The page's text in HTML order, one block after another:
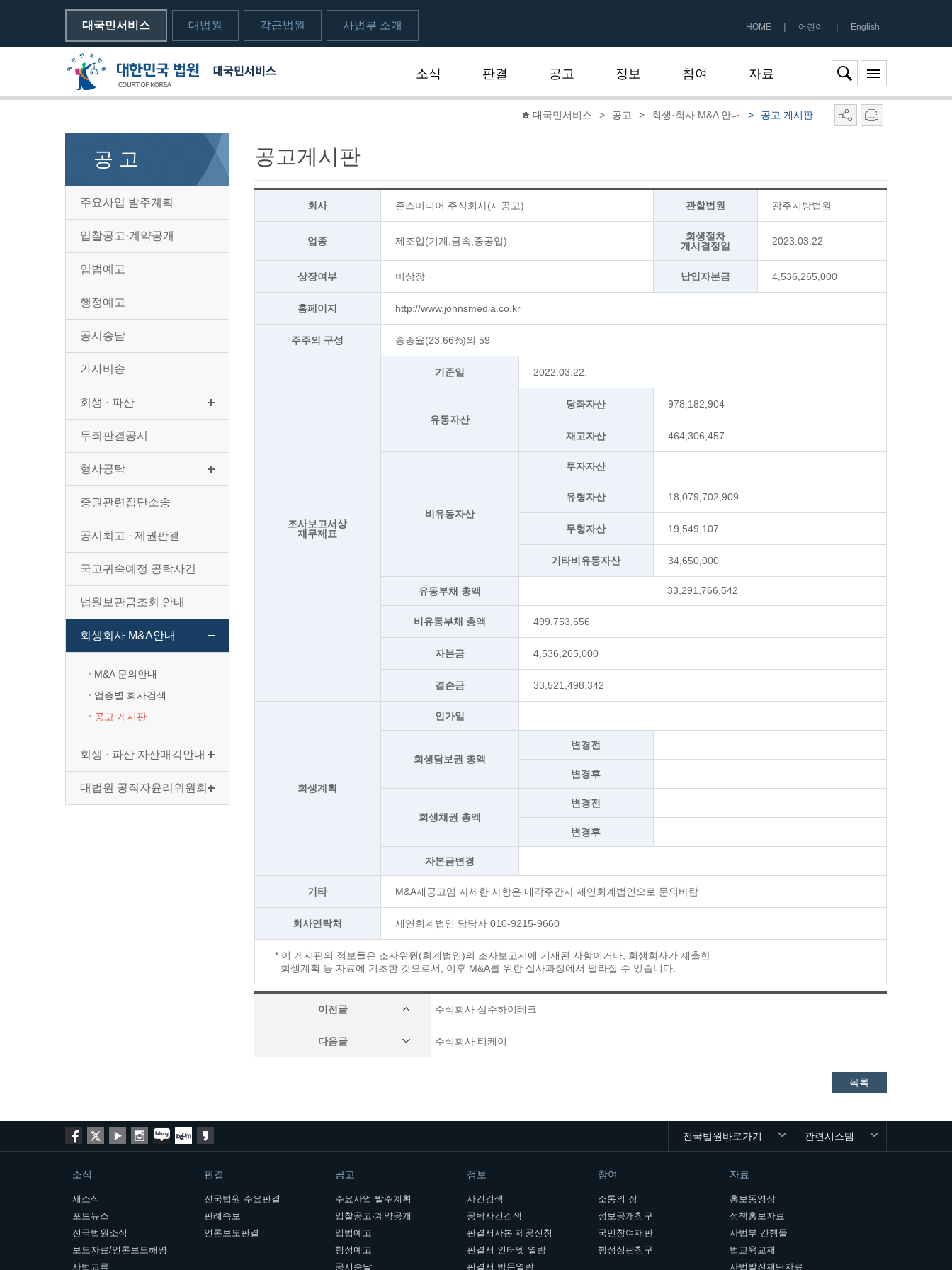
대국민서비스 대법원 각급법원 사법부 소개 HOME | 어린이 | English
소식 판결 공고 정보 참여 자료
메뉴전체보기
대국민서비스 > 공고 > 회생·회사 M&A 안내 > 공고 게시판
공 고
주요사업 발주계획
입찰공고·계약공개
입법예고
행정예고
공시송달
가사비송
회생 · 파산
무죄판결공시
형사공탁
증권관련집단소송
공시최고 · 제권판결
국고귀속예정 공탁사건
법원보관금조회 안내
회생회사 M&A안내
M&A 문의안내
업종별 회사검색
공고 게시판
회생 · 파산 자산매각안내
대법원 공직자윤리위원회
공고게시판
회사 존스미디어 주식회사(재공고) 관할법원 광주지방법원
업종 제조업(기계,금속,중공업)
회생절차
개시결정일
2023.03.22
상장여부 비상장 납입자본금 4,536,265,000
홈페이지 http://www.johnsmedia.co.kr
주주의 구성 송종율(23.66%)외 59
조사보고서상
재무제표
기준일 2022.03.22.
유동자산
당좌자산 978,182,904
재고자산 464,306,457
비유동자산
투자자산
유형자산 18,079,702,909
무형자산 19,549,107
기타비유동자산 34,650,000
유동부채 총액 33,291,766,542
비유동부채 총액 499,753,656
자본금 4,536,265,000
결손금 33,521,498,342
회생계획
인가일
회생담보권 총액
변경전
변경후
회생채권 총액
변경전
변경후
자본금변경
기타 M&A재공고임 자세한 사항은 매각주간사 세연회계법인으로 문의바람
회사연락처 세연회계법인 담당자 010-9215-9660
* 이 게시판의 정보들은 조사위원(회계법인)의 조사보고서에 기재된 사항이거나, 회생회사가 제출한
회생계획 등 자료에 기초한 것으로서, 이후 M&A를 위한 실사과정에서 달라질 수 있습니다.
이전글 주식회사 삼주하이테크
다음글 주식회사 티케이
목록
전국법원바로가기 관련시스템
소식
새소식
포토뉴스
전국법원소식
보도자료/언론보도해명
사법교류
판결
전국법원 주요판결
판례속보
언론보도판결
공고
주요사업 발주계획
입찰공고·계약공개
입법예고
행정예고
공시송달
정보
사건검색
공탁사건검색
판결서사본 제공신청
판결서 인터넷 열람
판결서 방문열람
참여
소통의 장
정보공개청구
국민참여재판
행정심판청구
자료
홍보동영상
정책홍보자료
사법부 간행물
법교육교재
사법발전재단자료